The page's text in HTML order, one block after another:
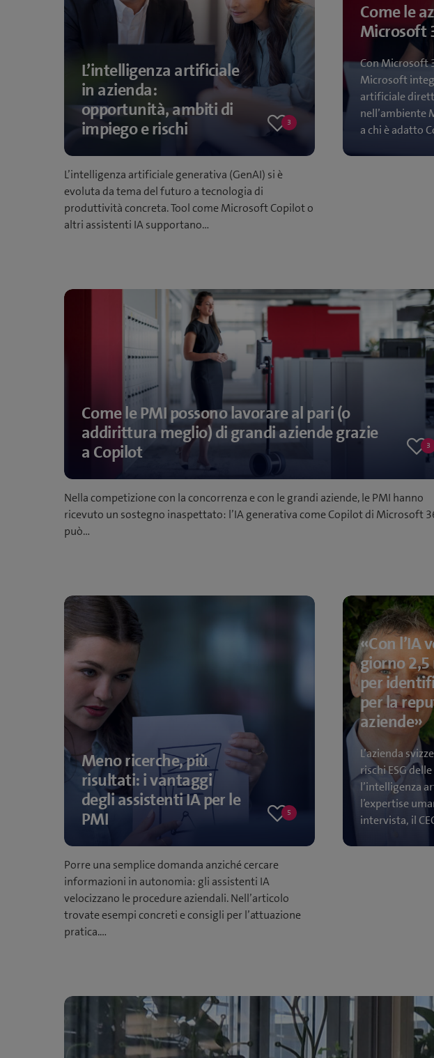
3
3
L’intelligenza artificiale
in azienda:
opportunità, ambiti di
impiego e rischi
L’intelligenza artificiale generativa (GenAI) si è
evoluta da tema del futuro a tecnologia di
produttività concreta. Tool come Microsoft Copilot o
altri assistenti IA supportano…
Come le
Microsoft
Con Microsoft
Microsoft
artificiale
nell’ambiente
a chi è adatto
3
3
Come le PMI possono lavorare al pari (o
addirittura meglio) di grandi aziende grazie
a Copilot
Nella competizione con la concorrenza e con le grandi aziende, le PMI hanno
ricevuto un sostegno inaspettato: l’IA generativa come Copilot di Microsoft
può…
5
5
Meno ricerche, più
risultati: i vantaggi
degli assistenti IA per le
PMI
Porre una semplice domanda anziché cercare
informazioni in autonomia: gli assistenti IA
velocizzano le procedure aziendali. Nell’articolo
trovate esempi concreti e consigli per l’attuazione
pratica.…
«Con l’IA
giorno
per
per la
aziende»
L’azienda
rischi ESG
l’intelligenza
l’expertise
intervista, il